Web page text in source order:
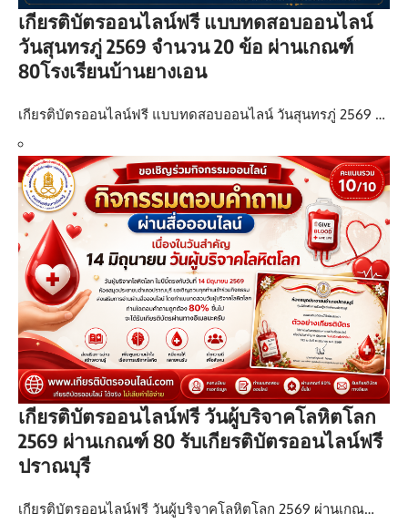
เกียรติบัตรออนไลน์ฟรี แบบทดสอบออนไลน์
วันสุนทรภู่ 2569 จำนวน 20 ข้อ ผ่านเกณฑ์
80โรงเรียนบ้านยางเอน
เกียรติบัตรออนไลน์ฟรี แบบทดสอบออนไลน์ วันสุนทรภู่ 2569 …
เกียรติบัตรออนไลน์ฟรี วันผู้บริจาคโลหิตโลก
2569 ผ่านเกณฑ์ 80 รับเกียรติบัตรออนไลน์ฟรี
ปราณบุรี
เกียรติบัตรออนไลน์ฟรี วันผู้บริจาคโลหิตโลก 2569 ผ่านเกณ…